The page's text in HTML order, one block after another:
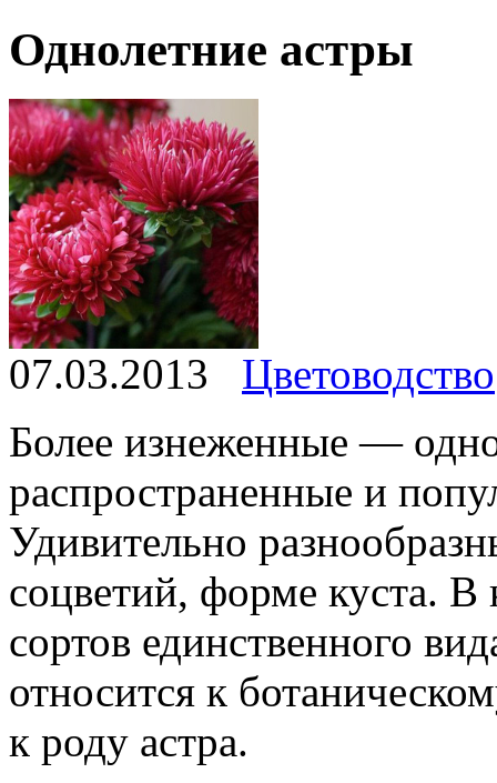
Однолетние астры
07.03.2013
Цветоводство
Более изнеженные —
распространенные и
Удивительно
соцветий, форме куста. В
сортов единственного
относится к
к роду астра.